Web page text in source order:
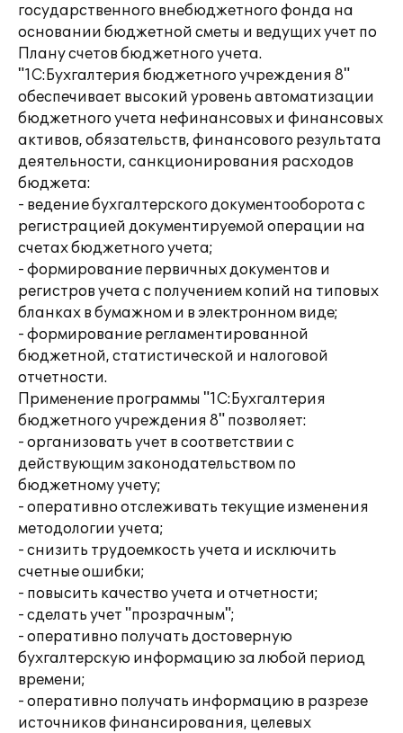
государственного внебюджетного фонда на
основании бюджетной сметы и ведущих учет по
Плану счетов бюджетного учета.
"1С:Бухгалтерия бюджетного учреждения 8"
обеспечивает высокий уровень автоматизации
бюджетного учета нефинансовых и финансовых
активов, обязательств, финансового результата
деятельности, санкционирования расходов
бюджета:
- ведение бухгалтерского документооборота с
регистрацией документируемой операции на
счетах бюджетного учета;
- формирование первичных документов и
регистров учета с получением копий на типовых
бланках в бумажном и в электронном виде;
- формирование регламентированной
бюджетной, статистической и налоговой
отчетности.
Применение программы "1С:Бухгалтерия
бюджетного учреждения 8" позволяет:
- организовать учет в соответствии с
действующим законодательством по
бюджетному учету;
- оперативно отслеживать текущие изменения
методологии учета;
- снизить трудоемкость учета и исключить
счетные ошибки;
- повысить качество учета и отчетности;
- сделать учет "прозрачным";
- оперативно получать достоверную
бухгалтерскую информацию за любой период
времени;
- оперативно получать информацию в разрезе
источников финансирования, целевых